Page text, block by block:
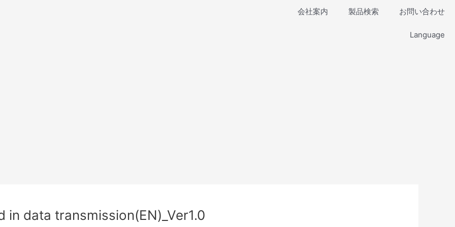
会社案内 製品検索 お問い合わせ
Language
data transmission(EN)_Ver1.0